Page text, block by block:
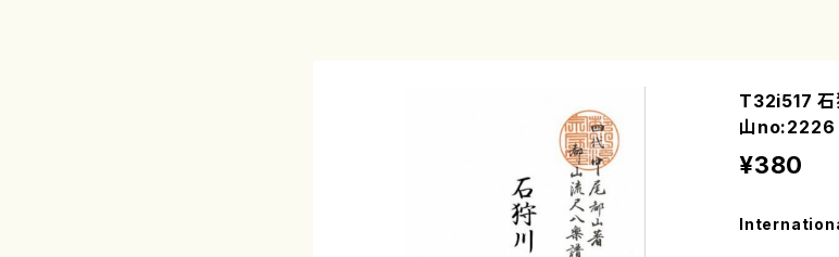
T32i517 石
山no:2226
¥380